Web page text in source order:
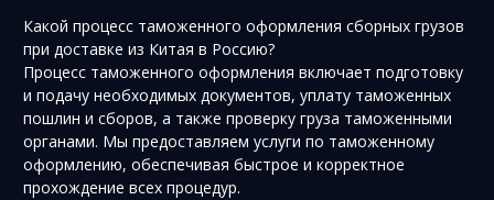
Какой процесс таможенного оформления сборных грузов
при доставке из Китая в Россию?
Процесс таможенного оформления включает подготовку
и подачу необходимых документов, уплату таможенных
пошлин и сборов, а также проверку груза таможенными
органами. Мы предоставляем услуги по таможенному
оформлению, обеспечивая быстрое и корректное
прохождение всех процедур.